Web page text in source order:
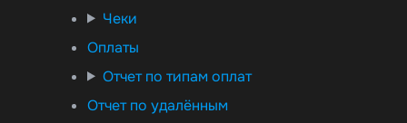
Чеки
Оплаты
Отчет по типам оплат
Отчет по удалённым